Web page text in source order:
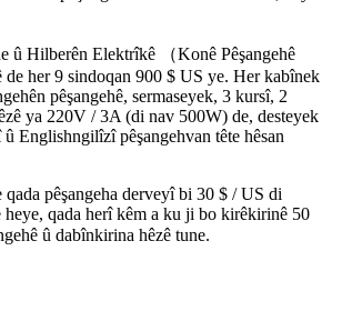
û Hilberên Elektrîkê （Konê Pêşangehê
de her 9 sindoqan 900 $ US ye. Her kabînek
pêşangehê, sermaseyek, 3 kursî, 2
ya 220V / 3A (di nav 500W) de, desteyek
Englishngilîzî pêşangehvan tête hêsan
qada pêşangeha derveyî bi 30 $ / US di
heye, qada herî kêm a ku ji bo kirêkirinê 50
û dabînkirina hêzê tune.